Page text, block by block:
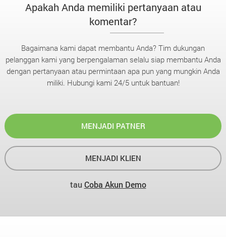
Apakah Anda memiliki pertanyaan atau
komentar?
Bagaimana kami dapat membantu Anda? Tim dukungan
pelanggan kami yang berpengalaman selalu siap membantu Anda
dengan pertanyaan atau permintaan apa pun yang mungkin Anda
miliki. Hubungi kami 24/5 untuk bantuan!
MENJADI PATNER
MENJADI KLIEN
tau Coba Akun Demo